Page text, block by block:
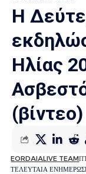
Η
Ηλίας
(βίντεο)
ΤΕΛΕΥΤΑΙΑ
EORDAIALIVE TEAM